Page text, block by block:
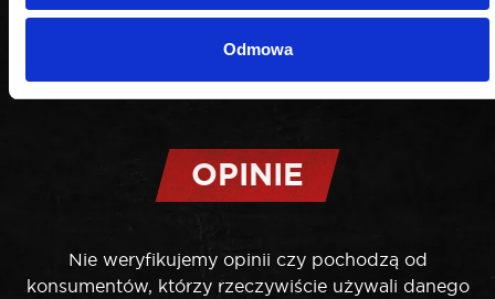
Odmowa
OPINIE
Nie weryfikujemy opinii czy pochodzą od
konsumentów, którzy rzeczywiście używali danego